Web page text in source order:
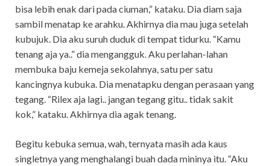
bisa lebih enak dari pada ciuman,” kataku. Dia diam saja
sambil menatap ke arahku. Akhirnya dia mau juga setelah
kubujuk. Dia aku suruh duduk di tempat tidurku. “Kamu
tenang aja ya..” dia mengangguk. Aku perlahan-lahan
membuka baju kemeja sekolahnya, satu per satu
kancingnya kubuka. Dia menatapku dengan perasaan yang
tegang. “Rilex aja lagi.. jangan tegang gitu.. tidak sakit
kok,” kataku. Akhirnya dia agak tenang.
Begitu kebuka semua, wah, ternyata masih ada kaus
singletnya yang menghalangi buah dada mininya itu. “Aku